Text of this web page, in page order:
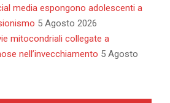
media espongono adolescenti a
5 Agosto 2026
mitocondriali collegate a
nell’invecchiamento 5 Agosto